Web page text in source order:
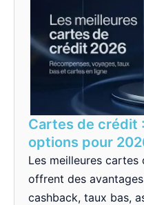
Cartes de crédit
options pour
Les meilleures
offrent des
cashback, taux bas,